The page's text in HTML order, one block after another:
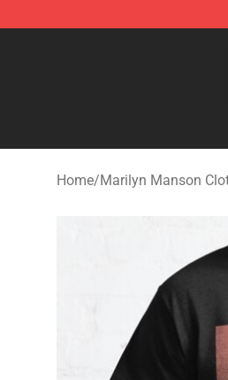
Marilyn Manson Shop -
Home/Marilyn Manson